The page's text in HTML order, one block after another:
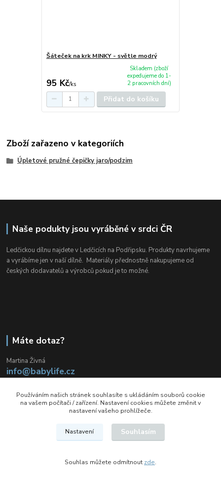
Šáteček na krk MINKY - světle modrý
95 Kč/ks
Skladem (zboží
expedujeme do 1-
2 pracovních dní)
Přidat do košíku
Zboží zařazeno v kategoriích
Úpletové pružné čepičky jaro/podzim
Naše podukty jsou vyráběné v srdci ČR
Ledčickou dílnu najdete v Ledčicích na Podřipsku. Produkty navrhujeme
a vyrábíme jen v naší dílně. Materiály přednostně nakupujeme od
českých dodavatelů a výrobců pokud je to možné.
Máte dotaz?
Martina Živná
info@babylife.cz
info@babylife.cz
Používáním našich stránek souhlasíte s ukládáním souborů cookie
na vašem počítači / zařízení. Nastavení cookies můžete změnit v
nastavení vašeho prohlížeče.
Nastavení Souhlasím
Souhlas můžete odmítnout zde.